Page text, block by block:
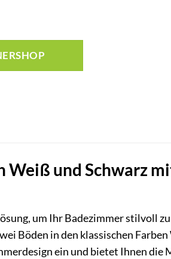
Weiß und Schwarz
um Ihr Badezimmer stilvoll
Böden in den klassischen
ein und bietet Ihnen